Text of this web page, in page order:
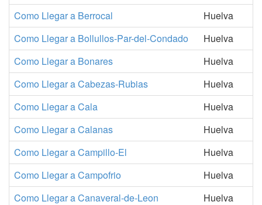
Como Llegar a Berrocal
Huelva
Como Llegar a Bollullos-Par-del-Condado
Huelva
Como Llegar a Bonares
Huelva
Como Llegar a Cabezas-Rubias
Huelva
Como Llegar a Cala
Huelva
Como Llegar a Calanas
Huelva
Como Llegar a Campillo-El
Huelva
Como Llegar a Campofrio
Huelva
Como Llegar a Canaveral-de-Leon
Huelva